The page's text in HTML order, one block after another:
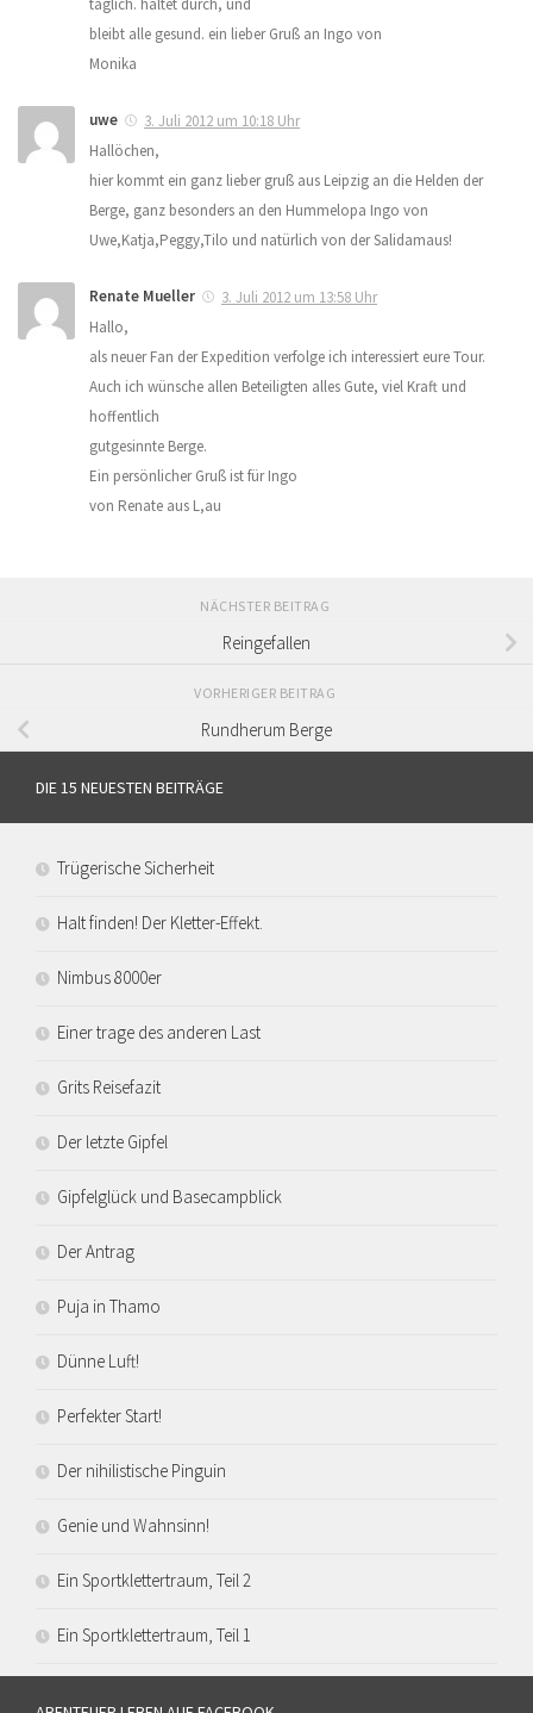
täglich. haltet durch, und
bleibt alle gesund. ein lieber Gruß an Ingo von
Monika
uwe
3. Juli 2012 um 10:18 Uhr
Hallöchen,
hier kommt ein ganz lieber gruß aus Leipzig an die Helden der
Berge, ganz besonders an den Hummelopa Ingo von
Uwe,Katja,Peggy,Tilo und natürlich von der Salidamaus!
Renate Mueller
3. Juli 2012 um 13:58 Uhr
Hallo,
als neuer Fan der Expedition verfolge ich interessiert eure Tour.
Auch ich wünsche allen Beteiligten alles Gute, viel Kraft und
hoffentlich
gutgesinnte Berge.
Ein persönlicher Gruß ist für Ingo
von Renate aus L,au
NÄCHSTER BEITRAG
Reingefallen
VORHERIGER BEITRAG
Rundherum Berge
DIE 15 NEUESTEN BEITRÄGE
Trügerische Sicherheit
Halt finden! Der Kletter-Effekt.
Nimbus 8000er
Einer trage des anderen Last
Grits Reisefazit
Der letzte Gipfel
Gipfelglück und Basecampblick
Der Antrag
Puja in Thamo
Dünne Luft!
Perfekter Start!
Der nihilistische Pinguin
Genie und Wahnsinn!
Ein Sportklettertraum, Teil 2
Ein Sportklettertraum, Teil 1